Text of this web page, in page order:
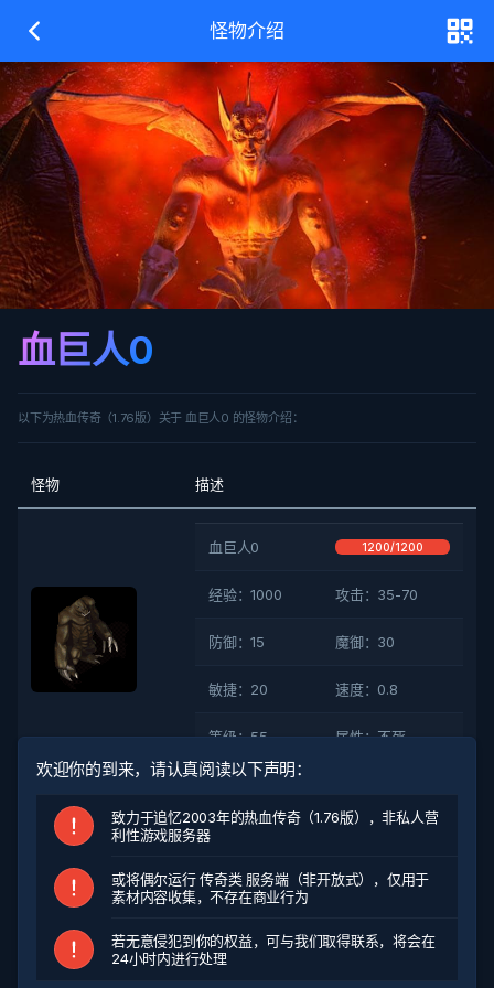
怪物介绍
血巨人0
以下为热血传奇（1.76版）关于 血巨人0 的怪物介绍：
怪物 描述
血巨人0 1200/1200
经验：1000 攻击：35-70
防御：15 魔御：30
敏捷：20 速度：0.8
等级：55 属性：不死
刷新地点
以上结果对所有特殊爆率进行检索
欢迎你的到来，请认真阅读以下声明：
致力于追忆2003年的热血传奇（1.76版），非私人营
利性游戏服务器
或将偶尔运行 传奇类 服务端（非开放式），仅用于
素材内容收集，不存在商业行为
若无意侵犯到你的权益，可与我们取得联系，将会在
24小时内进行处理